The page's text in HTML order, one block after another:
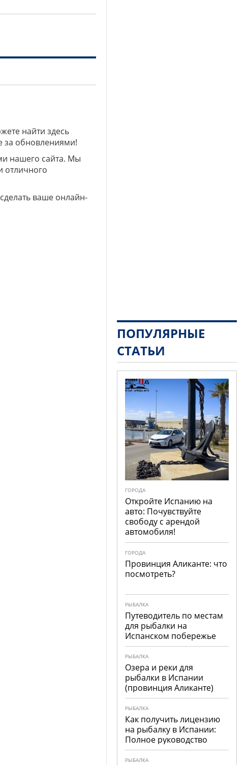
найти здесь
за обновлениями!
нашего сайта. Мы
отличного
ваше онлайн-
ПОПУЛЯРНЫЕ
СТАТЬИ
ГОРОДА
Откройте Испанию на
авто: Почувствуйте
свободу с арендой
автомобиля!
ГОРОДА
Провинция Аликанте: что
посмотреть?
РЫБАЛКА
Путеводитель по местам
для рыбалки на
Испанском побережье
РЫБАЛКА
Озера и реки для
рыбалки в Испании
(провинция Аликанте)
РЫБАЛКА
Как получить лицензию
на рыбалку в Испании:
Полное руководство
РЫБАЛКА